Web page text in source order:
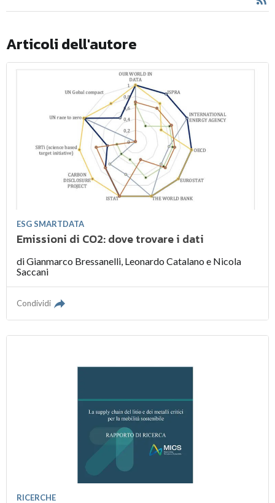
Articoli dell'autore
ESG SMARTDATA
Emissioni di CO2: dove trovare i dati
diGianmarco Bressanelli, Leonardo Catalano e Nicola
Saccani
Condividi
RICERCHE